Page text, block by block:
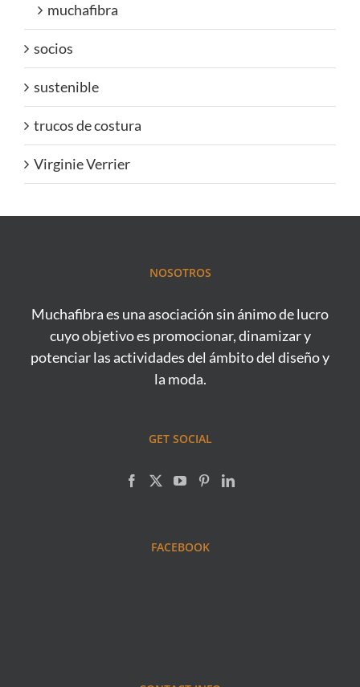
muchafibra
socios
sustenible
trucos de costura
Virginie Verrier
NOSOTROS
Muchafibra es una asociación sin ánimo de lucro
cuyo objetivo es promocionar, dinamizar y
potenciar las actividades del ámbito del diseño y
la moda.
GET SOCIAL
FACEBOOK